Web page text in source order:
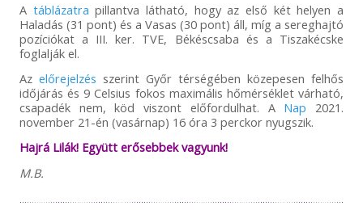
A táblázatra pillantva látható, hogy az első két helyen a
Haladás (31 pont) és a Vasas (30 pont) áll, míg a sereghajtó
pozíciókat a III. ker. TVE, Békéscsaba és a Tiszakécske
foglalják el.
Az előrejelzés szerint Győr térségében közepesen felhős
időjárás és 9 Celsius fokos maximális hőmérséklet várható,
csapadék nem, köd viszont előfordulhat. A Nap 2021.
november 21-én (vasárnap) 16 óra 3 perckor nyugszik.
Hajrá Lilák! Együtt erősebbek vagyunk!
M.B.